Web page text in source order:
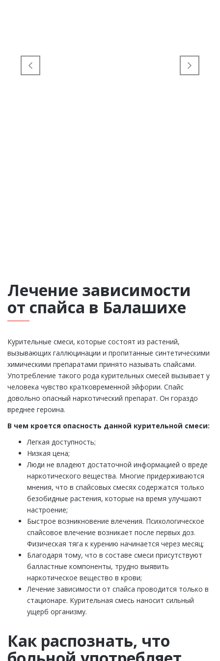
Лечение зависимости
от спайса в Балашихе
Курительные смеси, которые состоят из растений,
вызывающих галлюцинации и пропитанные синтетическими
химическими препаратами принято называть спайсами.
Употребление такого рода курительных смесей вызывает у
человека чувство кратковременной эйфории. Спайс
довольно опасный наркотический препарат. Он гораздо
вреднее героина.
В чем кроется опасность данной курительной смеси:
Легкая доступность;
Низкая цена;
Люди не владеют достаточной информацией о вреде
наркотического вещества. Многие придерживаются
мнения, что в спайсовых смесях содержатся только
безобидные растения, которые на время улучшают
настроение;
Быстрое возникновение влечения. Психологическое
спайсовое влечение возникает после первых доз.
Физическая тяга к курению начинается через месяц;
Благодаря тому, что в составе смеси присутствуют
балластные компоненты, трудно выявить
наркотическое вещество в крови;
Лечение зависимости от спайса проводится только в
стационаре. Курительная смесь наносит сильный
ущерб организму.
Как распознать, что